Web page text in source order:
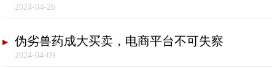
2024-04-26
伪劣兽药成大买卖，电商平台不可失察
2024-04-09